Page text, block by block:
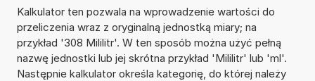
Kalkulator ten pozwala na wprowadzenie wartości do
przeliczenia wraz z oryginalną jednostką miary; na
przykład '308 Mililitr'. W ten sposób można użyć pełną
nazwę jednostki lub jej skrótna przykład 'Mililitr' lub 'ml'.
Następnie kalkulator określa kategorię, do której należy